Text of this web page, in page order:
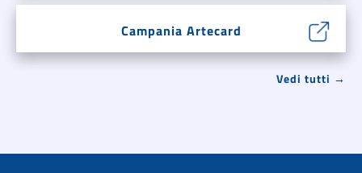
Campania Artecard
Vedi tutti →